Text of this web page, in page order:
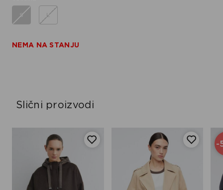
S L
NEMA NA STANJU
Slični proizvodi
-